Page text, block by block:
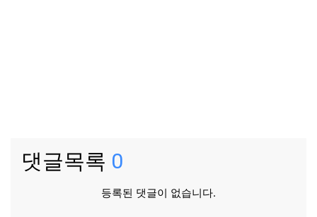
댓글목록 0
등록된 댓글이 없습니다.